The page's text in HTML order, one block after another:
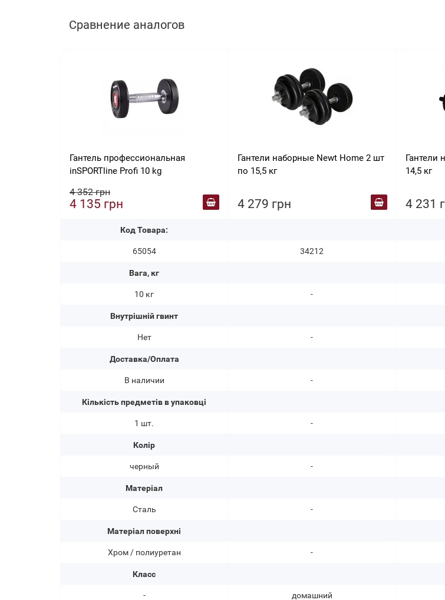
Сравнение аналогов
Гантель профессиональная
inSPORTline Profi 10 kg
4 352 грн
4 135 грн
Код Товара:
65054
Вага, кг
10 кг
Внутрішній гвинт
Нет
Доставка/Оплата
В наличии
Кількість предметів в упаковці
1 шт.
Колір
черный
Матеріал
Сталь
Матеріал поверхні
Хром / полиуретан
Класс
-
Гантели наборные Newt Home 2 шт
по 15,5 кг
4 279 грн
34212
-
-
-
-
-
-
-
домашний
Гантели
14,5 кг
4 231